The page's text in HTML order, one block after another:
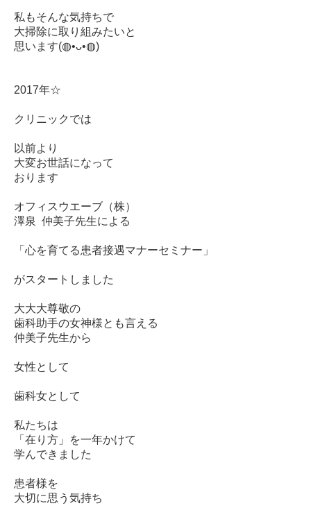
私もそんな気持ちで
大掃除に取り組みたいと
思います(◍•ᴗ•◍)
2017年☆
クリニックでは
以前より
大変お世話になって
おります
オフィスウエーブ（株）
澤泉 仲美子先生による
「心を育てる患者接遇マナーセミナー」
がスタートしました
大大大尊敬の
歯科助手の女神様とも言える
仲美子先生から
女性として
歯科女として
私たちは
「在り方」を一年かけて
学んできました
患者様を
大切に思う気持ち